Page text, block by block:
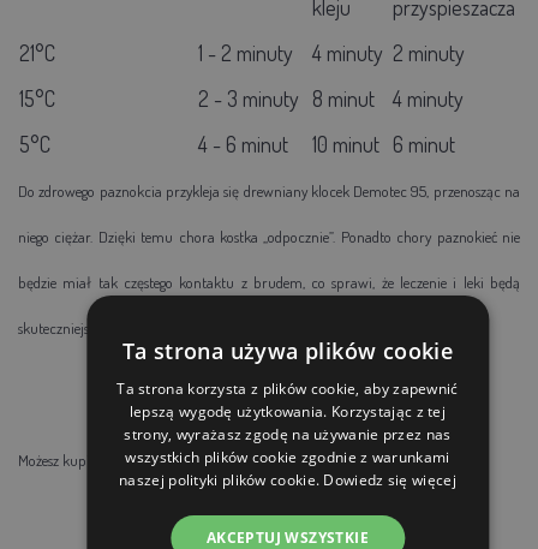
kleju
przyspieszacza
21°C
1 - 2 minuty 4 minuty 2 minuty
15°C
2 - 3 minuty 8 minut
4 minuty
5°C
4 - 6 minut 10 minut 6 minut
Do zdrowego paznokcia przykleja się drewniany klocek Demotec 95, przenosząc na
niego ciężar. Dzięki temu chora kostka „odpocznie”. Ponadto chory paznokieć nie
będzie miał tak częstego kontaktu z brudem, co sprawi, że leczenie i leki będą
skuteczniejsze. Zwierzę również odczuwa ulgę w bólu
Możesz kupić proste drewniane klocki lub pochyłe drewniane klocki
Ta strona używa plików cookie
Ta strona korzysta z plików cookie, aby zapewnić
lepszą wygodę użytkowania. Korzystając z tej
strony, wyrażasz zgodę na używanie przez nas
wszystkich plików cookie zgodnie z warunkami
naszej polityki plików cookie. Dowiedz się więcej
AKCEPTUJ WSZYSTKIE